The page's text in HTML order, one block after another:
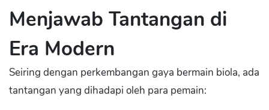
Menjawab Tantangan di
Era Modern
Seiring dengan perkembangan gaya bermain biola, ada
tantangan yang dihadapi oleh para pemain: